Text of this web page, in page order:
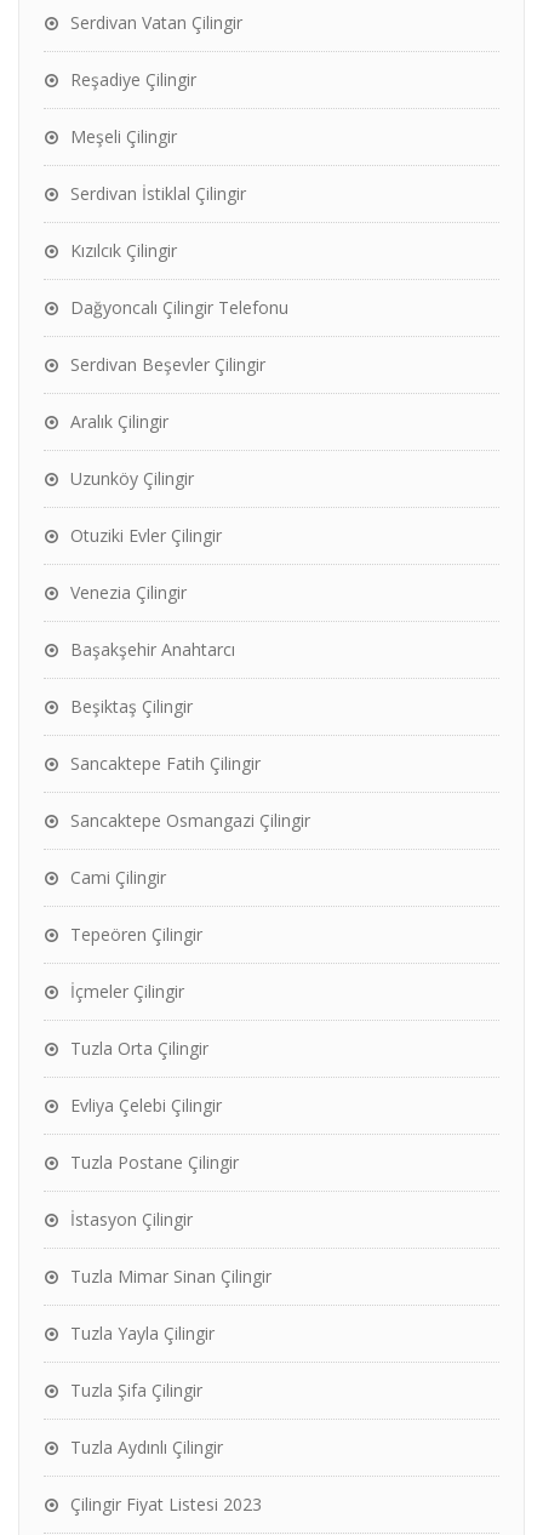
Serdivan Vatan Çilingir
Reşadiye Çilingir
Meşeli Çilingir
Serdivan İstiklal Çilingir
Kızılcık Çilingir
Dağyoncalı Çilingir Telefonu
Serdivan Beşevler Çilingir
Aralık Çilingir
Uzunköy Çilingir
Otuziki Evler Çilingir
Venezia Çilingir
Başakşehir Anahtarcı
Beşiktaş Çilingir
Sancaktepe Fatih Çilingir
Sancaktepe Osmangazi Çilingir
Cami Çilingir
Tepeören Çilingir
İçmeler Çilingir
Tuzla Orta Çilingir
Evliya Çelebi Çilingir
Tuzla Postane Çilingir
İstasyon Çilingir
Tuzla Mimar Sinan Çilingir
Tuzla Yayla Çilingir
Tuzla Şifa Çilingir
Tuzla Aydınlı Çilingir
Çilingir Fiyat Listesi 2023